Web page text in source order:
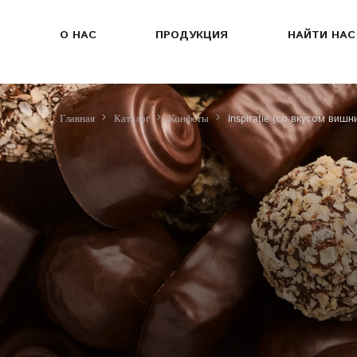
О НАС ПРОДУКЦИЯ НАЙТИ НАС
Главная Каталог Конфеты Inspirație (со вкусом